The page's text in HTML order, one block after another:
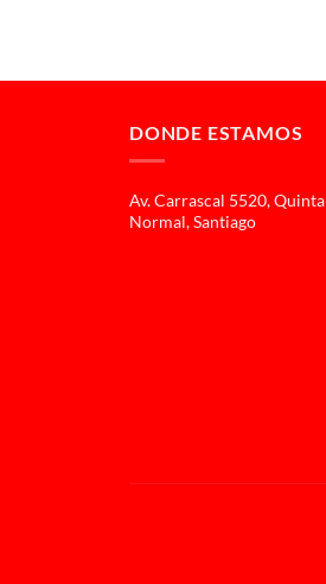
DONDE ESTAMOS
Av. Carrascal 5520, Quinta
Normal, Santiago